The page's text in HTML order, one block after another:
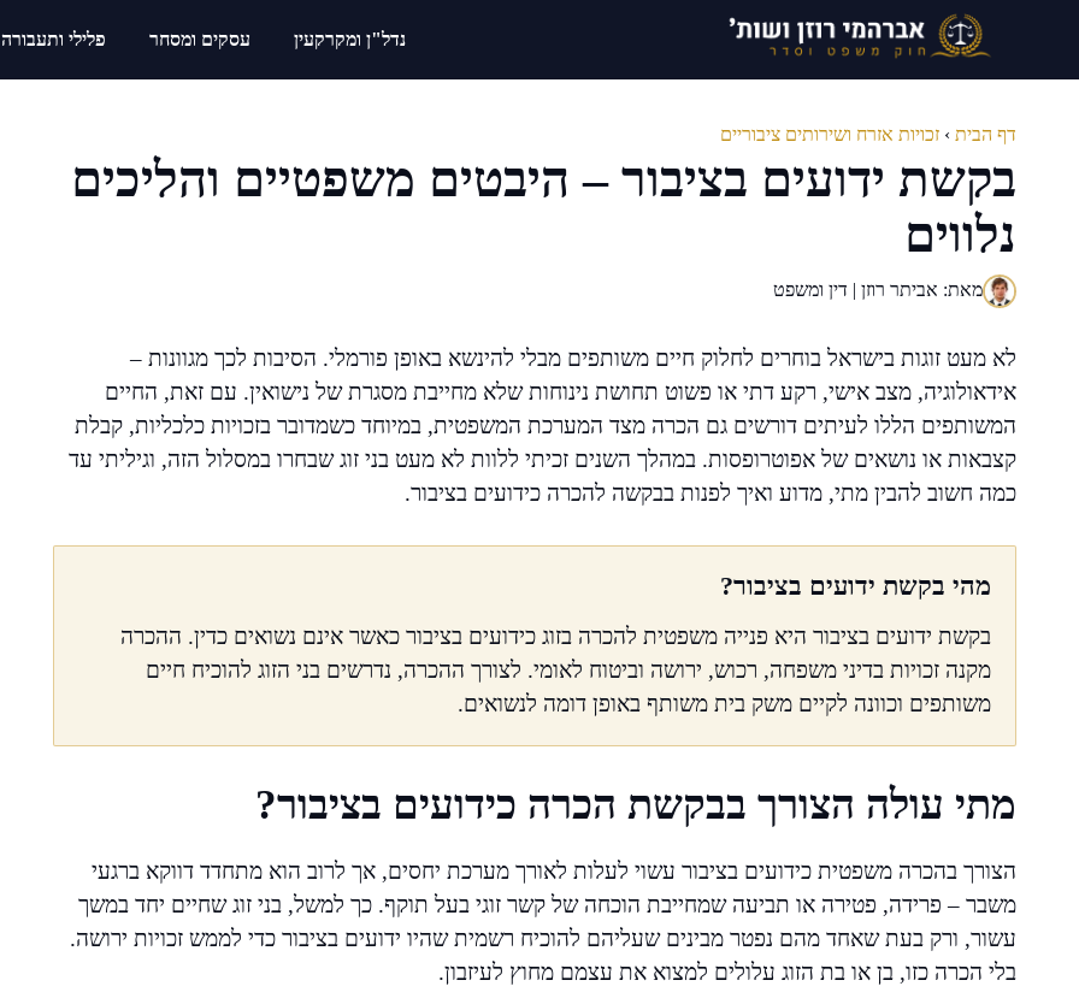
נדל"ן ומקרקעין עסקים ומסחר פלילי ותעבורה
דף הבית › זכויות אזרח ושירותים ציבוריים
בקשת ידועים בציבור – היבטים משפטיים והליכים
נלווים
מאת: אביתר רוזן | דין ומשפט
לא מעט זוגות בישראל בוחרים לחלוק חיים משותפים מבלי להינשא באופן פורמלי. הסיבות לכך מגוונות –
אידאולוגיה, מצב אישי, רקע דתי או פשוט תחושת נינוחות שלא מחייבת מסגרת של נישואין. עם זאת, החיים
המשותפים הללו לעיתים דורשים גם הכרה מצד המערכת המשפטית, במיוחד כשמדובר בזכויות כלכליות, קבלת
קצבאות או נושאים של אפוטרופסות. במהלך השנים זכיתי ללוות לא מעט בני זוג שבחרו במסלול הזה, וגיליתי עד
כמה חשוב להבין מתי, מדוע ואיך לפנות בבקשה להכרה כידועים בציבור.
מהי בקשת ידועים בציבור?
בקשת ידועים בציבור היא פנייה משפטית להכרה בזוג כידועים בציבור כאשר אינם נשואים כדין. ההכרה
מקנה זכויות בדיני משפחה, רכוש, ירושה וביטוח לאומי. לצורך ההכרה, נדרשים בני הזוג להוכיח חיים
משותפים וכוונה לקיים משק בית משותף באופן דומה לנשואים.
מתי עולה הצורך בבקשת הכרה כידועים בציבור?
הצורך בהכרה משפטית כידועים בציבור עשוי לעלות לאורך מערכת יחסים, אך לרוב הוא מתחדד דווקא ברגעי
משבר – פרידה, פטירה או תביעה שמחייבת הוכחה של קשר זוגי בעל תוקף. כך למשל, בני זוג שחיים יחד במשך
עשור, ורק בעת שאחד מהם נפטר מבינים שעליהם להוכיח רשמית שהיו ידועים בציבור כדי לממש זכויות ירושה.
בלי הכרה כזו, בן או בת הזוג עלולים למצוא את עצמם מחוץ לעיזבון.